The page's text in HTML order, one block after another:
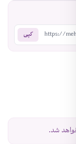
https:// کپی
شد.